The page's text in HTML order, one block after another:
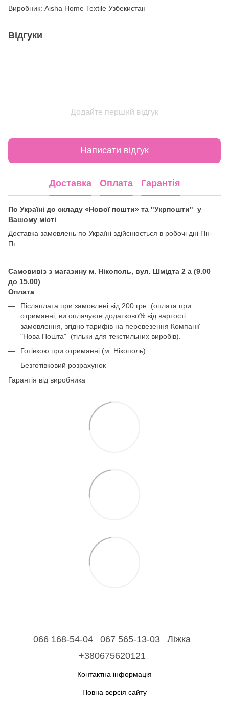
Виробник: Aisha Home Textile Узбекистан
Відгуки
Додайте перший відгук
Написати відгук
Доставка Оплата Гарантія
По Україні до складу «Нової пошти» та "Укрпошти" у
Вашому місті
Доставка замовлень по Україні здійснюється в робочі дні Пн-
Пт.
Самовивіз з магазину м. Нікополь, вул. Шмідта 2 а (9.00
до 15.00)
Оплата
Післяплата при замовлені від 200 грн. (оплата при
отриманні, ви оплачуєте додатково% від вартості
замовлення, згідно тарифів на перевезення Компанії
"Нова Пошта" (тільки для текстильних виробів).
Готівкою при отриманні (м. Нікополь).
Безготівковий розрахунок
Гарантія від виробника
066 168-54-04 067 565-13-03
Ліжка
+380675620121
Контактна інформація
Повна версія сайту